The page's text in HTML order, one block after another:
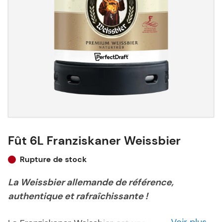
Fût 6L Franziskaner Weissbier
Rupture de stock
La Weissbier allemande de référence,
authentique et rafraîchissante !